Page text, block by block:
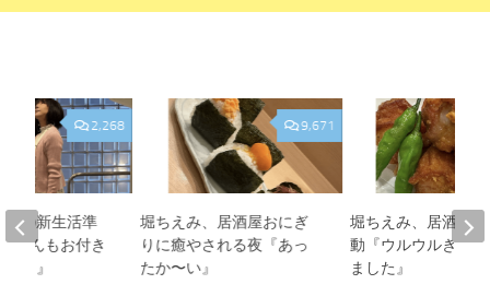
9,671
堀ちえみ、居酒屋おにぎ
りに癒やされる夜『あっ
たか〜い』
堀ちえみ、居酒屋
動『ウルウルきて
ました』
2,268
娘の新生活準
くんもお付き
う』